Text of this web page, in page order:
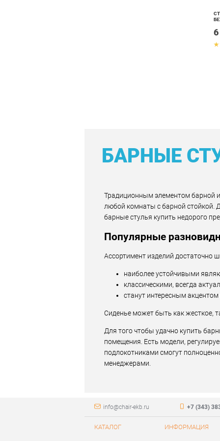
БАРНЫЕ
Традиционным элементом барной
любой комнаты с барной стойкой.
барные стулья купить недорого
Популярные
Ассортимент изделий достаточно
наиболее устойчивыми
классическими, всегда
станут интересным
Сиденье может быть как жесткое,
Для того чтобы удачно купить
помещения. Есть модели,
подлокотниками смогут
менеджерами.
info@chair-ekb.ru +7 (343)
КАТАЛОГ ИНФОРМАЦИЯ